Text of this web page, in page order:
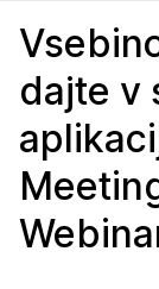
dajte v